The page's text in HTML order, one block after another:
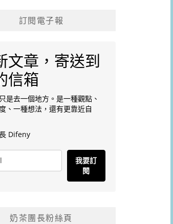
訂閱電子報
文章，寄送到
信箱
是去一個地方。是一種觀點、
、一種想法，還有更靠近自
Difeny
我要訂
閱
奶茶團長粉絲頁